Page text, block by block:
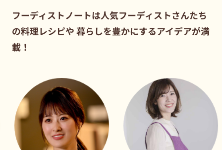
フーディストノートは人気フーディストさんたち
の料理レシピや暮らしを豊かにするアイデアが満
載！